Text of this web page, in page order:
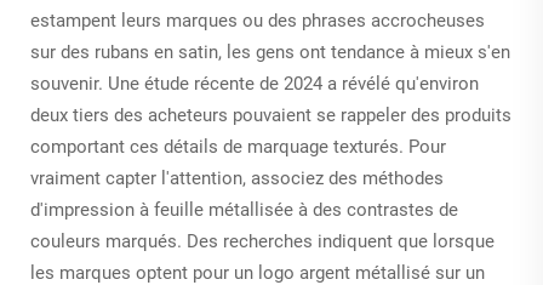
estampent leurs marques ou des phrases accrocheuses
sur des rubans en satin, les gens ont tendance à mieux s'en
souvenir. Une étude récente de 2024 a révélé qu'environ
deux tiers des acheteurs pouvaient se rappeler des produits
comportant ces détails de marquage texturés. Pour
vraiment capter l'attention, associez des méthodes
d'impression à feuille métallisée à des contrastes de
couleurs marqués. Des recherches indiquent que lorsque
les marques optent pour un logo argent métallisé sur un